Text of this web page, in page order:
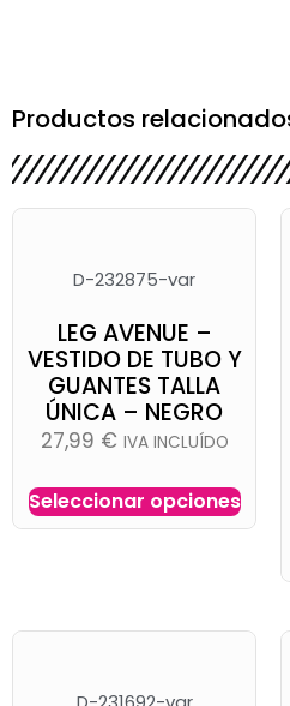
Productos
D-232875-var
LEG AVENUE –
VESTIDO DE TUBO Y
GUANTES TALLA
ÚNICA – NEGRO
27,99 € IVA INCLUÍDO
Seleccionar opciones